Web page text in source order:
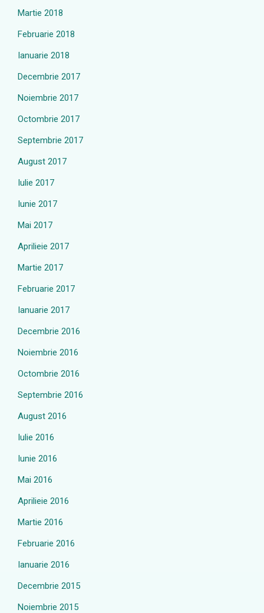
Martie 2018
Februarie 2018
Ianuarie 2018
Decembrie 2017
Noiembrie 2017
Octombrie 2017
Septembrie 2017
August 2017
Iulie 2017
Iunie 2017
Mai 2017
Aprilieie 2017
Martie 2017
Februarie 2017
Ianuarie 2017
Decembrie 2016
Noiembrie 2016
Octombrie 2016
Septembrie 2016
August 2016
Iulie 2016
Iunie 2016
Mai 2016
Aprilieie 2016
Martie 2016
Februarie 2016
Ianuarie 2016
Decembrie 2015
Noiembrie 2015